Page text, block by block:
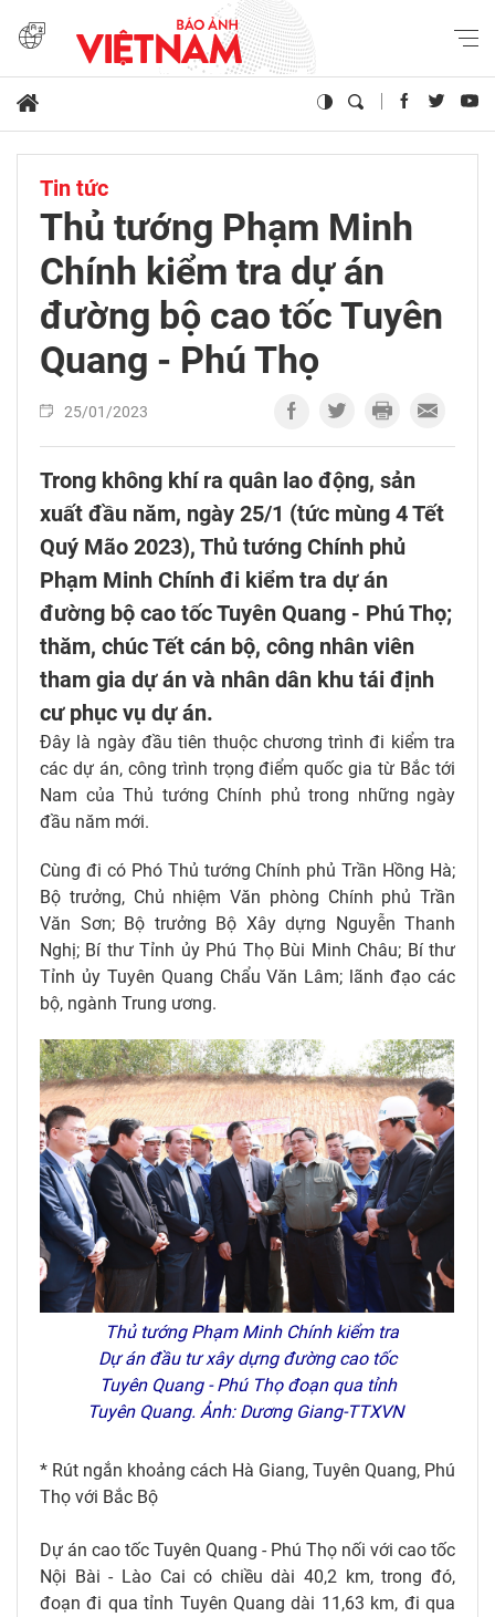
Tin tức
Thủ tướng Phạm Minh
Chính kiểm tra dự án
đường bộ cao tốc Tuyên
Quang - Phú Thọ
25/01/2023
Trong không khí ra quân lao động, sản
xuất đầu năm, ngày 25/1 (tức mùng 4 Tết
Quý Mão 2023), Thủ tướng Chính phủ
Phạm Minh Chính đi kiểm tra dự án
đường bộ cao tốc Tuyên Quang - Phú Thọ;
thăm, chúc Tết cán bộ, công nhân viên
tham gia dự án và nhân dân khu tái định
cư phục vụ dự án.
Đây là ngày đầu tiên thuộc chương trình đi kiểm tra
các dự án, công trình trọng điểm quốc gia từ Bắc tới
Nam của Thủ tướng Chính phủ trong những ngày
đầu năm mới.
Cùng đi có Phó Thủ tướng Chính phủ Trần Hồng Hà;
Bộ trưởng, Chủ nhiệm Văn phòng Chính phủ Trần
Văn Sơn; Bộ trưởng Bộ Xây dựng Nguyễn Thanh
Nghị; Bí thư Tỉnh ủy Phú Thọ Bùi Minh Châu; Bí thư
Tỉnh ủy Tuyên Quang Chẩu Văn Lâm; lãnh đạo các
bộ, ngành Trung ương.
Thủ tướng Phạm Minh Chính kiểm tra
Dự án đầu tư xây dựng đường cao tốc
Tuyên Quang - Phú Thọ đoạn qua tỉnh
Tuyên Quang. Ảnh: Dương Giang-TTXVN
* Rút ngắn khoảng cách Hà Giang, Tuyên Quang, Phú
Thọ với Bắc Bộ
Dự án cao tốc Tuyên Quang - Phú Thọ nối với cao tốc
Nội Bài - Lào Cai có chiều dài 40,2 km, trong đó,
đoạn đi qua tỉnh Tuyên Quang dài 11,63 km, đi qua